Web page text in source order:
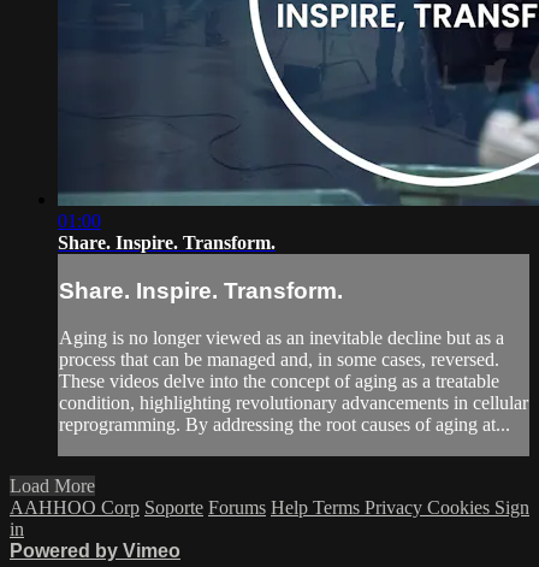
01:00
Share. Inspire. Transform.
Share. Inspire. Transform.
Aging is no longer viewed as an inevitable decline but as a
process that can be managed and, in some cases, reversed.
These videos delve into the concept of aging as a treatable
condition, highlighting revolutionary advancements in cellular
reprogramming. By addressing the root causes of aging at...
Load More
AAHHOO Corp Soporte Forums Help Terms Privacy Cookies Sign
in
Powered by Vimeo